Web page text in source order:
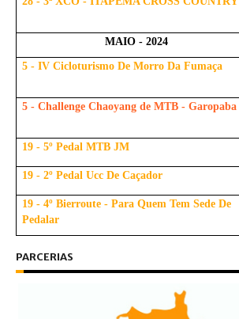
MAIO - 2024
5 - IV Cicloturismo De Morro Da Fumaça
5 - Challenge Chaoyang de MTB - Garopaba
19 - 5º Pedal MTB JM
19 - 2º Pedal Ucc De Caçador
19 - 4º Bierroute - Para Quem Tem Sede De
Pedalar
PARCERIAS